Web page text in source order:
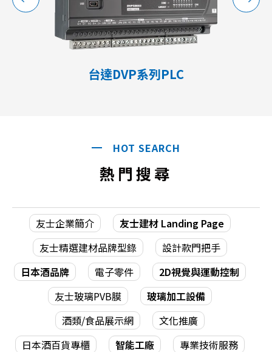
台達DVP系列PLC
HOT SEARCH
熱門搜尋
友士企業簡介
友士建材 Landing Page
友士精選建材品牌型錄
設計款門把手
日本酒品牌
電子零件
2D視覺與運動控制
友士玻璃PVB膜
玻璃加工設備
酒類/食品展示網
文化推廣
日本酒百貨專櫃
智能工廠
專業技術服務